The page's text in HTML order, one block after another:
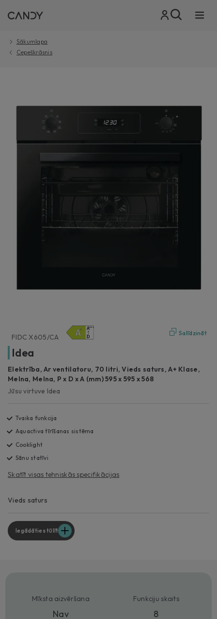
Sākumlapa
Cepeškrāsnis
Salīdzināt
FIDC X605/CA
Idea
Elektrība, Ar ventilatoru, 70 litri, Vieds saturs, A+ Klase,
Melna, Melna, P x D x A (mm) 595 x 595 x 568
Jūsu virtuve Idea
Tvaika funkcija
Aquactiva tīrīšanas sistēma
Cooklight
Sānu statīvi
Skatīt visas tehniskās specifikācijas
Vieds saturs
Iegādāties tūlīt
Mīksta aizvēršana
Nav
Funkciju skaits
8